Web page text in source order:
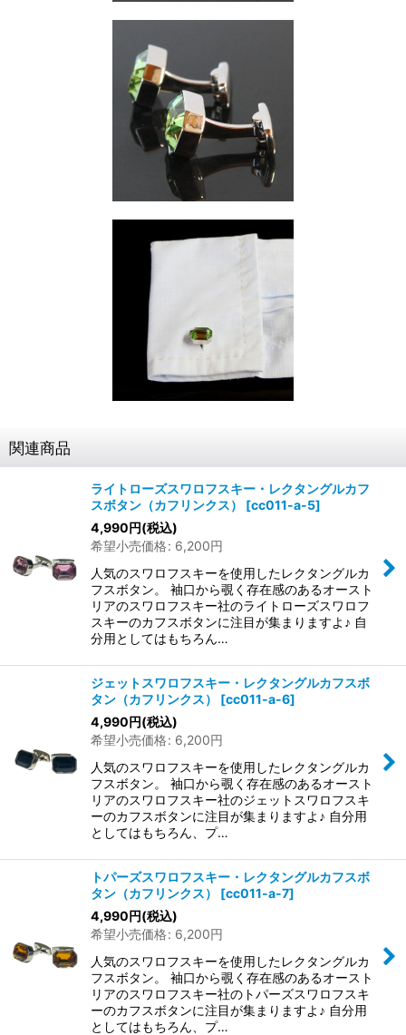
関連商品
ライトローズスワロフスキー・レクタングルカフ
スボタン（カフリンクス）
[cc011-a-5]
4,990円(税込)
希望小売価格: 6,200円
人気のスワロフスキーを使用したレクタングルカ
フスボタン。 袖口から覗く存在感のあるオースト
リアのスワロフスキー社のライトローズスワロフ
スキーのカフスボタンに注目が集まりますよ♪ 自
分用としてはもちろん…
ジェットスワロフスキー・レクタングルカフスボ
タン（カフリンクス）
[cc011-a-6]
4,990円(税込)
希望小売価格: 6,200円
人気のスワロフスキーを使用したレクタングルカ
フスボタン。 袖口から覗く存在感のあるオースト
リアのスワロフスキー社のジェットスワロフスキ
ーのカフスボタンに注目が集まりますよ♪ 自分用
としてはもちろん、プ…
トパーズスワロフスキー・レクタングルカフスボ
タン（カフリンクス）
[cc011-a-7]
4,990円(税込)
希望小売価格: 6,200円
人気のスワロフスキーを使用したレクタングルカ
フスボタン。 袖口から覗く存在感のあるオースト
リアのスワロフスキー社のトパーズスワロフスキ
ーのカフスボタンに注目が集まりますよ♪ 自分用
としてはもちろん、プ…